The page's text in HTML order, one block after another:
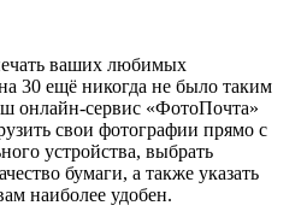
ваших любимых
30 ещё никогда не было таким
онлайн-сервис «ФотоПочта»
свои фотографии прямо с
устройства, выбрать
бумаги, а также указать
наиболее удобен.